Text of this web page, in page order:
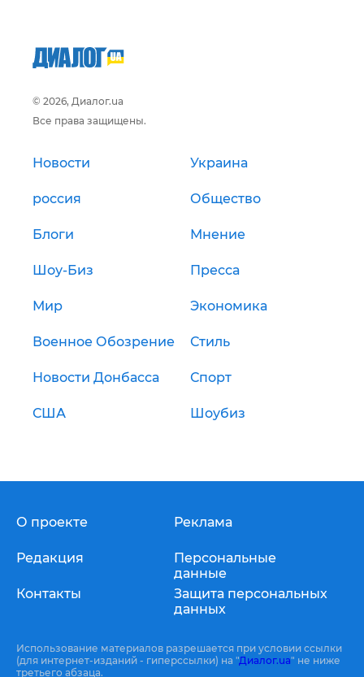
© 2026, Диалог.ua
Все права защищены.
Новости Украина
россия Общество
Блоги Мнение
Шоу-Биз Пресса
Мир Экономика
Военное Обозрение Стиль
Новости Донбасса Спорт
США Шоубиз
О проекте
Редакция
Контакты
Реклама
Персональные
данные
Защита персональных
данных
Использование материалов разрешается при условии ссылки
(для интернет-изданий - гиперссылки) на "Диалог.ua" не ниже
третьего абзаца.